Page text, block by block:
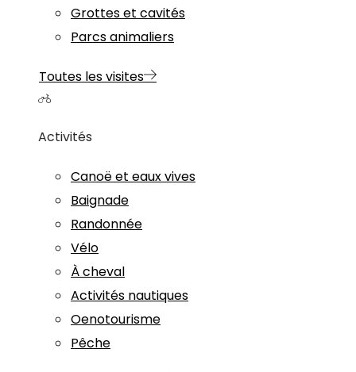
Grottes et cavités
Parcs animaliers
Toutes les visites
Activités
Canoë et eaux vives
Baignade
Randonnée
Vélo
À cheval
Activités nautiques
Oenotourisme
Pêche